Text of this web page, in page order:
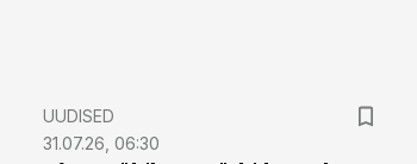
UUDISED
31.07.26, 06:30